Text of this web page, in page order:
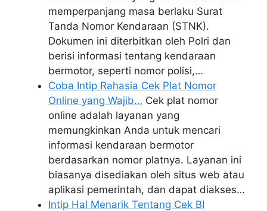
memperpanjang masa berlaku Surat
Tanda Nomor Kendaraan (STNK).
Dokumen ini diterbitkan oleh Polri dan
berisi informasi tentang kendaraan
bermotor, seperti nomor polisi,…
Coba Intip Rahasia Cek Plat Nomor
Online yang Wajib… Cek plat nomor
online adalah layanan yang
memungkinkan Anda untuk mencari
informasi kendaraan bermotor
berdasarkan nomor platnya. Layanan ini
biasanya disediakan oleh situs web atau
aplikasi pemerintah, dan dapat diakses…
Intip Hal Menarik Tentang Cek BI